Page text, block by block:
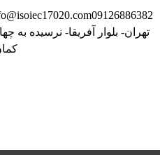
09126886382
تهران- بلوار آفریقا- نرسیده به